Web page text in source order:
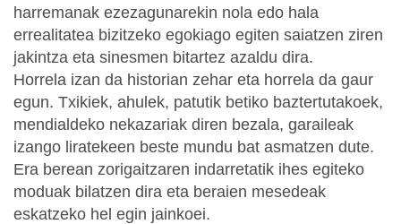
harremanak ezezagunarekin nola edo hala
errealitatea bizitzeko egokiago egiten saiatzen ziren
jakintza eta sinesmen bitartez azaldu dira.
Horrela izan da historian zehar eta horrela da gaur
egun. Txikiek, ahulek, patutik betiko baztertutakoek,
mendialdeko nekazariak diren bezala, garaileak
izango liratekeen beste mundu bat asmatzen dute.
Era berean zorigaitzaren indarretatik ihes egiteko
moduak bilatzen dira eta beraien mesedeak
eskatzeko hel egin jainkoei.